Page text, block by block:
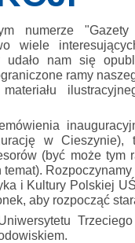
numerze
wiele
udało nam się
ramy
w Cieszynie),
(być może tym
i Kultury Polskiej
aby rozpocząć